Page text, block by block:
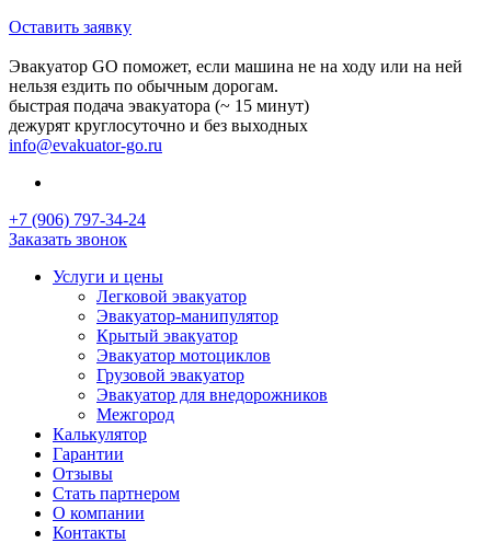
Оставить заявку
Эвакуатор GO поможет, если машина не на ходу или на ней
нельзя ездить по обычным дорогам.
быстрая подача эвакуатора (~ 15 минут)
дежурят круглосуточно и без выходных
info@evakuator-go.ru
+7 (906) 797-34-24
Заказать звонок
Услуги и цены
Легковой эвакуатор
Эвакуатор-манипулятор
Крытый эвакуатор
Эвакуатор мотоциклов
Грузовой эвакуатор
Эвакуатор для внедорожников
Межгород
Калькулятор
Гарантии
Отзывы
Стать партнером
О компании
Контакты